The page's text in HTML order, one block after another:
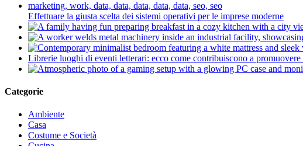
Effettuare la giusta scelta dei sistemi operativi per le imprese moderne
Librerie luoghi di eventi letterari: ecco come contribuiscono a
Categorie
Ambiente
Casa
Costume e Società